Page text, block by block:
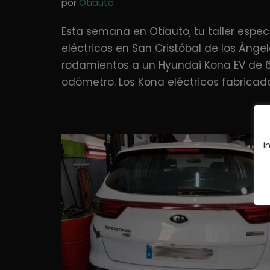
por Otiauto
Esta semana en Otiauto, tu taller
eléctricos en San Cristóbal de los
rodamientos a un Hyundai Kona EV de
odómetro. Los Kona eléctricos